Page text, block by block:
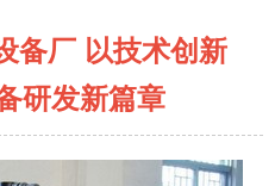
备厂 以技术创新
研发新篇章